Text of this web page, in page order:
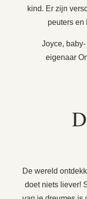
kind. Er zijn
peuters en
Joyce,
eigenaar
De wereld
doet niets liever!